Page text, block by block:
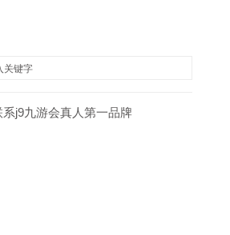
系j9九游会真人第一品牌